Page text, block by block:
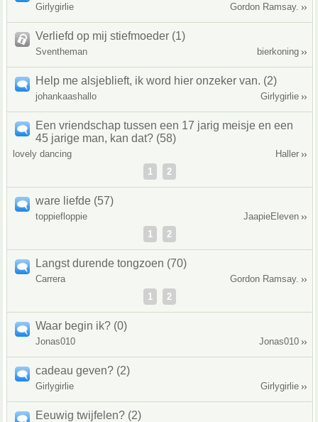
Girlygirlie Gordon Ramsay.
Verliefd op mij stiefmoeder (1)
Sventheman bierkoning
Help me alsjeblieft, ik word hier onzeker van. (2)
johankaashallo Girlygirlie
Een vriendschap tussen een 17 jarig meisje en een
45 jarige man, kan dat? (58)
lovely dancing
Haller
1
2
ware liefde (57)
toppiefloppie
JaapieEleven
1
2
Langst durende tongzoen (70)
Carrera
Gordon Ramsay.
1
2
Waar begin ik? (0)
Jonas010 Jonas010
cadeau geven? (2)
Girlygirlie Girlygirlie
Eeuwig twijfelen? (2)